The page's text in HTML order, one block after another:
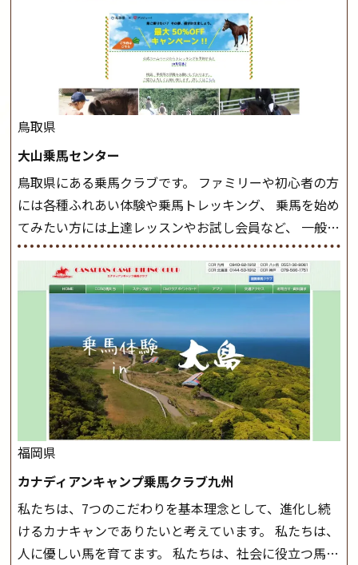
クラスへ。 グループレッスンで馬のスピードを調整し
ながら 軽速歩・正反撞(せいはんどう)を学びます。 安定
した手綱操作と軽速歩・正反撞ができるようになれば
駈歩(かけあし)練習に入ります。 ホップクラス スタート
クラスで常歩(なみあし)や 速歩、駈歩の初歩をマスター
したら、 次は部班にて駈歩を含めた誘導練習を行いま
しょう。 ステップクラス ホップクラスまでに練習した
まとめをします。 三種歩法をマスターし、ワンランク上
の扶助操作や誘導方法を身につけましょう。 注意事項
◆馬場使用状況により、使用する馬場はこちらで決定い
たしますのでご了承ください ◆基本は雨天決行です
が、落雷・強風等のより、安全上急遽中止させていただ
く場合がございます。 ◆三木ホースランドパークの協議
会や講習会等により、一部レッスンが中止になる場合が
ございます。 その際、ご予約いただいている皆様には事
前にご連絡いたします。MIKIホーストレックのツアー
はこちら
鳥取県
大山乗馬センター
鳥取県にある乗馬クラブです。 ファミリーや初心者の方
には各種ふれあい体験や乗馬トレッキング、 乗馬を始め
てみたい方には上達レッスンやお試し会員など、 一般の
方に幅広くお楽しみいただける施設を目指しています。
また、お手軽（低価格）に会員になったり自分の馬を持
つことのできる乗馬クラブでもあり、 健康や趣味、スポ
ーツ競技として、老若男女様々な方が、日々乗馬をお楽
しみいただいています。 なお、ゴールデンウィークと夏
休み期間中は無休で営業していますので、ぜひご家族で
お越しください！大山乗馬センターの紹介記事はこち
福岡県
カナディアンキャンプ乗馬クラブ九州
私たちは、7つのこだわりを基本理念として、進化し続
けるカナキャンでありたいと考えています。 私たちは、
人に優しい馬を育てます。 私たちは、社会に役立つ馬を